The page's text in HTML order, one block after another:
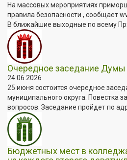
На массовых мероприятиях
правила безопасности , сообщает
В ближайшие выходные по всему
Очередное заседание Думы
24.06.2026
25 июня состоится очередное
муниципального округа. Повестка
вопросов. Заседание пройдет по
Бюджетных мест в